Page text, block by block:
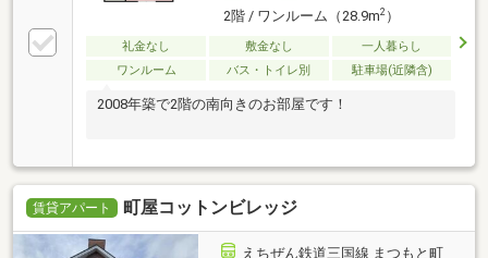
2階 / ワンルーム（28.9m2）
礼金なし 敷金なし
一人暮らし
ワンルーム
バス・トイレ別 駐車場(近隣含)
2008年築で2階の南向きのお部屋です！
賃貸アパート 町屋コットンビレッジ
えちぜん鉄道三国線 まつもと町